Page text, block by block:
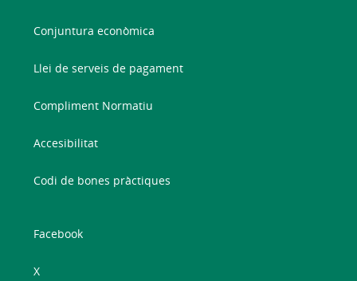
Conjuntura econòmica
Llei de serveis de pagament
Compliment Normatiu
Accesibilitat
Codi de bones pràctiques
Facebook
X